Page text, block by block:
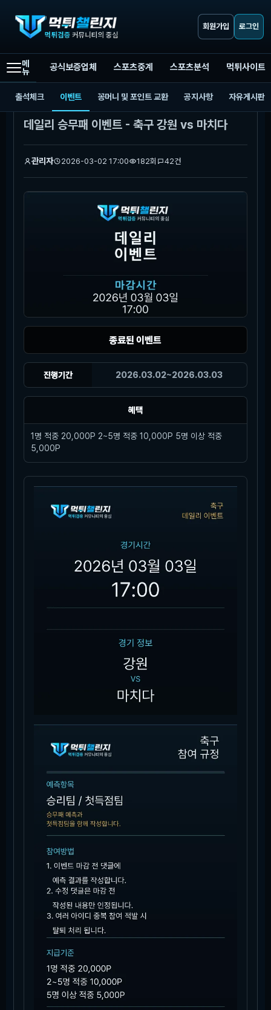
회원가입 로그인
메
뉴
공식보증업체 스포츠중계 스포츠분석 먹튀사이트
출석체크 이벤트 꽁머니 및 포인트 교환 공지사항 자유게시판
먹튀챌린지 이벤트 데일리 승무패 이벤트 - 축구 강원 vs 마치다
데일리 승무패 이벤트 - 축구 강원 vs 마치다
관리자 2026-03-02 17:00 182회 42건
종료된 이벤트
진행기간 2026.03.02~2026.03.03
혜택
1명 적중 20,000P 2~5명 적중 10,000P 5명 이상 적중
5,000P
본문